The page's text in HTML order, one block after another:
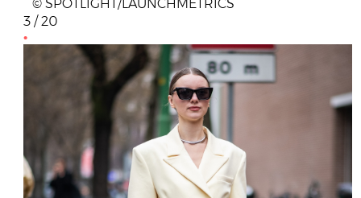
© SPOTLIGHT/LAUNCHMETRICS
3 / 20